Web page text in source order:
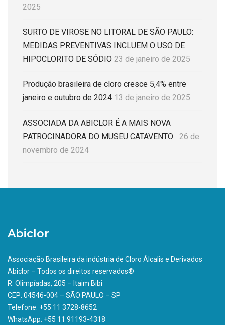
2025
SURTO DE VIROSE NO LITORAL DE SÃO PAULO:
MEDIDAS PREVENTIVAS INCLUEM O USO DE
HIPOCLORITO DE SÓDIO 23 de janeiro de 2025
Produção brasileira de cloro cresce 5,4% entre
janeiro e outubro de 2024 13 de janeiro de 2025
ASSOCIADA DA ABICLOR É A MAIS NOVA
PATROCINADORA DO MUSEU CATAVENTO
26 de
novembro de 2024
Abiclor
Associação Brasileira da indústria de Cloro Álcalis e Derivados
Abiclor – Todos os direitos reservados®
R. Olimpíadas, 205 – Itaim Bibi
CEP: 04546-004 – SÃO PAULO – SP
Telefone: +55 11 3728-8652
WhatsApp: +55 11 91193-4318